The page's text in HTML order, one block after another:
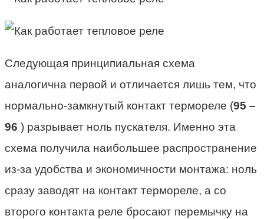
Следующая принципиальная схема
аналогична первой и отличается лишь тем, что
нормально-замкнутый контакт термореле (95 –
96 ) разрывает ноль пускателя. Именно эта
схема получила наибольшее распространение
из-за удобства и экономичности монтажа: ноль
сразу заводят на контакт термореле, а со
второго контакта реле бросают перемычку на